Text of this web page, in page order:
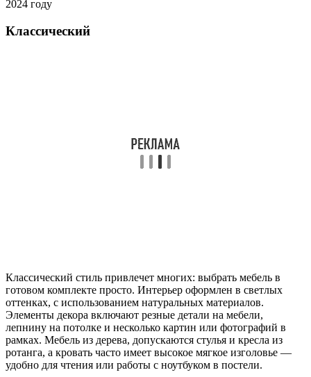
Классический
Классический стиль привлечет многих: выбрать мебель в
готовом комплекте просто. Интерьер оформлен в светлых
оттенках, с использованием натуральных материалов.
Элементы декора включают резные детали на мебели,
лепнину на потолке и несколько картин или фотографий в
рамках. Мебель из дерева, допускаются стулья и кресла из
ротанга, а кровать часто имеет высокое мягкое изголовье —
удобно для чтения или работы с ноутбуком в постели.